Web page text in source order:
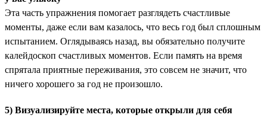
Эта часть упражнения помогает разглядеть счастливые
моменты, даже если вам казалось, что весь год был сплошным
испытанием. Оглядываясь назад, вы обязательно получите
калейдоскоп счастливых моментов. Если память на время
спрятала приятные переживания, это совсем не значит, что
ничего хорошего за год не произошло.
5) Визуализируйте места, которые открыли для себя